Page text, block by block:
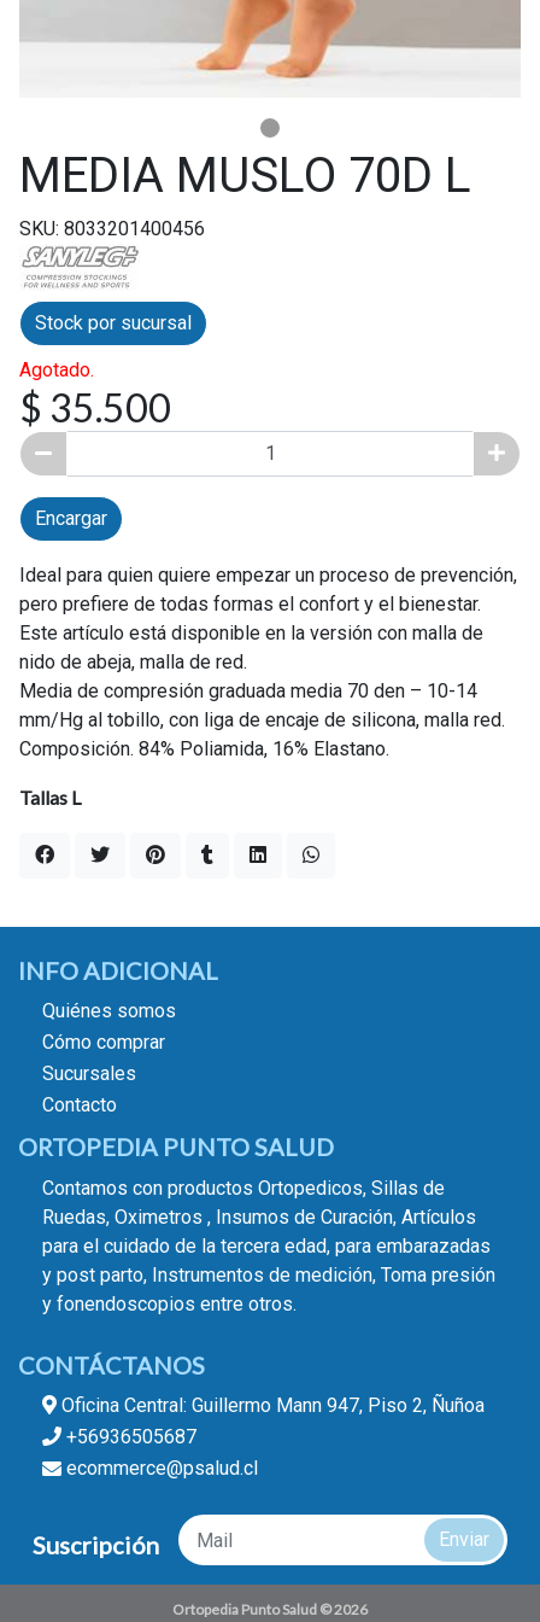
MEDIA MUSLO 70D L
SKU: 8033201400456
Stock por sucursal
Agotado.
$ 35.500
Encargar
Ideal para quien quiere empezar un proceso de prevención,
pero prefiere de todas formas el confort y el bienestar.
Este artículo está disponible en la versión con malla de
nido de abeja, malla de red.
Media de compresión graduada media 70 den – 10-14
mm/Hg al tobillo, con liga de encaje de silicona, malla red.
Composición. 84% Poliamida, 16% Elastano.
Tallas L
INFO ADICIONAL
Quiénes somos
Cómo comprar
Sucursales
Contacto
ORTOPEDIA PUNTO SALUD
Contamos con productos Ortopedicos, Sillas de
Ruedas, Oximetros , Insumos de Curación, Artículos
para el cuidado de la tercera edad, para embarazadas
y post parto, Instrumentos de medición, Toma presión
y fonendoscopios entre otros.
CONTÁCTANOS
Oficina Central: Guillermo Mann 947, Piso 2, Ñuñoa
+56936505687
ecommerce@psalud.cl
Suscripción Enviar
Ortopedia Punto Salud © 2026